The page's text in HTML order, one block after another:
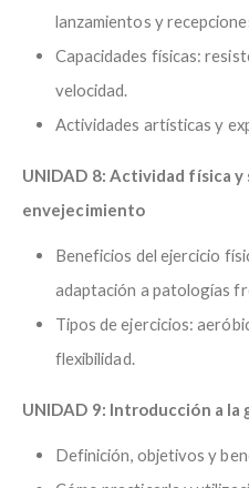
lanzamientos y
Capacidades físicas:
velocidad.
Actividades artísticas y
UNIDAD 8: Actividad física
envejecimiento
Beneficios del ejercicio
adaptación a patologías
Tipos de ejercicios:
flexibilidad.
UNIDAD 9: Introducción a la
Definición, objetivos y